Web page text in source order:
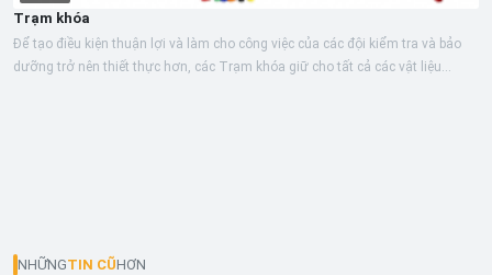
Trạm khóa
Để tạo điều kiện thuận lợi và làm cho công việc của các đội kiểm tra và bảo
dưỡng trở nên thiết thực hơn, các Trạm khóa giữ cho tất cả các vật liệu...
NHỮNGTIN CŨHƠN